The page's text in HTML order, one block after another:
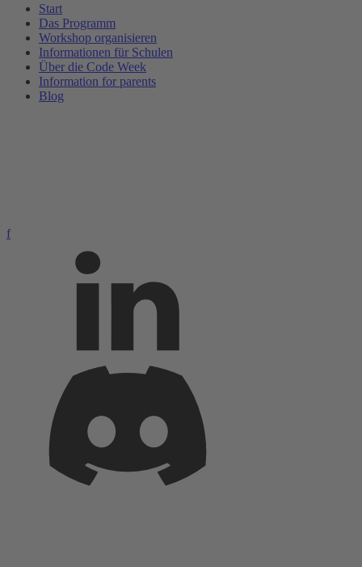
Start
Das Programm
Workshop organisieren
Informationen für Schulen
Über die Code Week
Information for parents
Blog
f